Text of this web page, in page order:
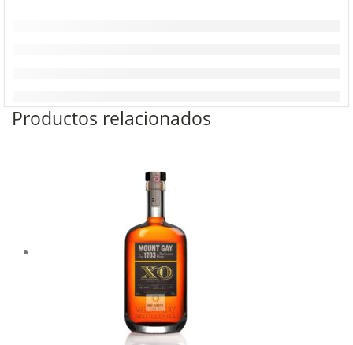
Productos relacionados